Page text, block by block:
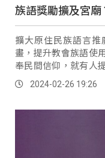
族語獎勵擴及宮
擴大原住民族語言
畫，提升教會族語使
奉民間信仰，就有人
信仰的宮廟，原民會
2024-02-26 19:26